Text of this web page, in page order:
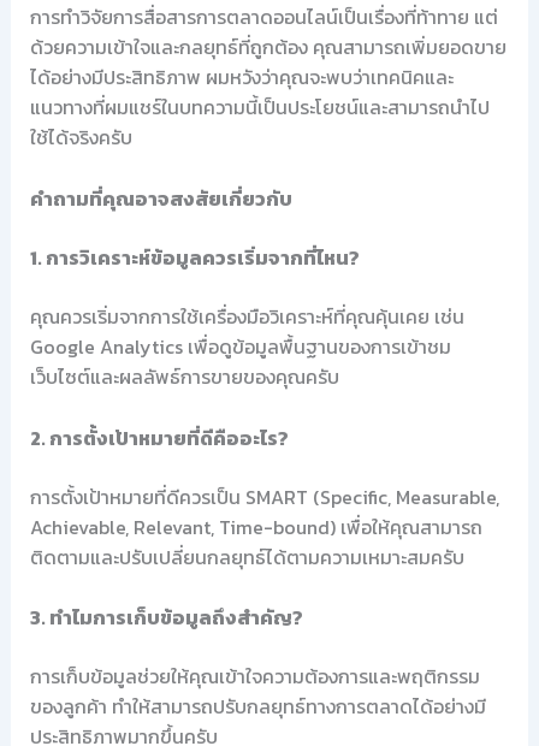
การทำวิจัยการสื่อสารการตลาดออนไลน์เป็นเรื่องที่ท้าทาย แต่
ด้วยความเข้าใจและกลยุทธ์ที่ถูกต้อง คุณสามารถเพิ่มยอดขาย
ได้อย่างมีประสิทธิภาพ ผมหวังว่าคุณจะพบว่าเทคนิคและ
แนวทางที่ผมแชร์ในบทความนี้เป็นประโยชน์และสามารถนำไป
ใช้ได้จริงครับ
คำถามที่คุณอาจสงสัยเกี่ยวกับ
1. การวิเคราะห์ข้อมูลควรเริ่มจากที่ไหน?
คุณควรเริ่มจากการใช้เครื่องมือวิเคราะห์ที่คุณคุ้นเคย เช่น
Google Analytics เพื่อดูข้อมูลพื้นฐานของการเข้าชม
เว็บไซต์และผลลัพธ์การขายของคุณครับ
2. การตั้งเป้าหมายที่ดีคืออะไร?
การตั้งเป้าหมายที่ดีควรเป็น SMART (Specific, Measurable,
Achievable, Relevant, Time-bound) เพื่อให้คุณสามารถ
ติดตามและปรับเปลี่ยนกลยุทธ์ได้ตามความเหมาะสมครับ
3. ทำไมการเก็บข้อมูลถึงสำคัญ?
การเก็บข้อมูลช่วยให้คุณเข้าใจความต้องการและพฤติกรรม
ของลูกค้า ทำให้สามารถปรับกลยุทธ์ทางการตลาดได้อย่างมี
ประสิทธิภาพมากขึ้นครับ